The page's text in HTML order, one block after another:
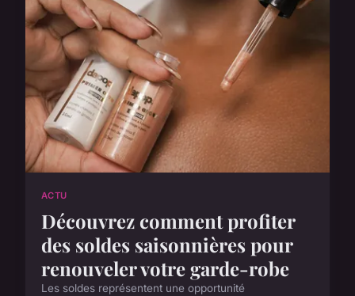
ACTU
Découvrez comment profiter
des soldes saisonnières pour
renouveler votre garde-robe
Les soldes représentent une opportunité